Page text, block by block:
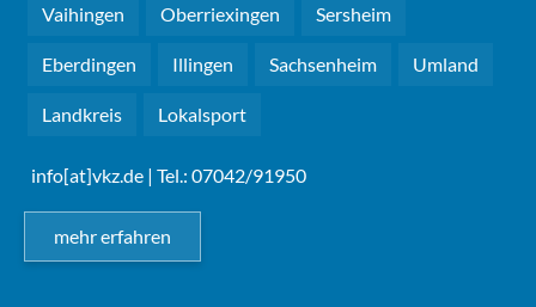
Vaihingen Oberriexingen Sersheim
Eberdingen Illingen Sachsenheim Umland
Landkreis Lokalsport
info[at]vkz.de | Tel.: 07042/91950
mehr erfahren